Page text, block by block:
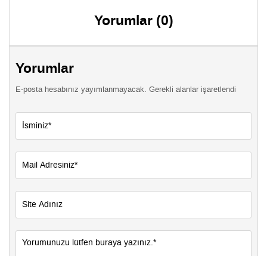
Yorumlar (0)
Yorumlar
E-posta hesabınız yayımlanmayacak. Gerekli alanlar işaretlendi